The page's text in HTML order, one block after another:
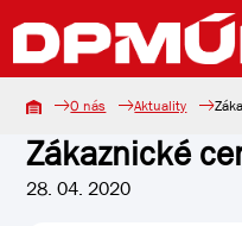
O nás Aktuality
Zákaznické
28. 04. 2020